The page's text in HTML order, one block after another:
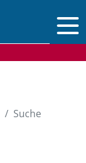
Suche